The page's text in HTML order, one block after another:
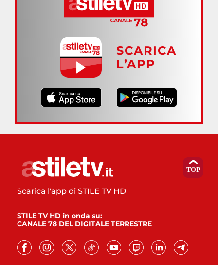
SCARICA
L’APP
Scarica l'app di STILE TV HD
STILE TV HD in onda su:
CANALE 78 DEL DIGITALE TERRESTRE